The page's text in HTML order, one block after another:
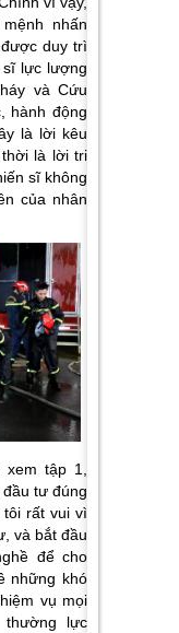
nhấn
duy trì
sĩ lực lượng
và Cứu
hành động
là lời kêu
là lời tri
sĩ không
của nhân
xem tập 1,
tư đúng
tôi rất vui vì
và bắt đầu
để cho
những khó
vụ mọi
lực